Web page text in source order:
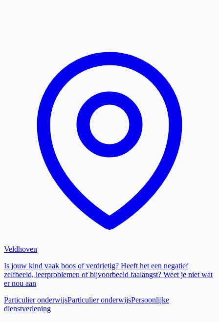
Veldhoven
Is jouw kind vaak boos of verdrietig? Heeft het een negatief
zelfbeeld, leerproblemen of bijvoorbeeld faalangst? Weet je niet wat
er nou aan
Particulier onderwijsParticulier onderwijsPersoonlijke
dienstverlening